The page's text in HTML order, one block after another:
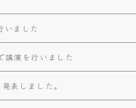
いました
講演を行いました
表しました。